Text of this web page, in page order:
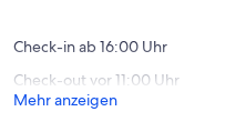
Check-in ab 16:00 Uhr
Check-out vor 11:00 Uhr
Mehr anzeigen